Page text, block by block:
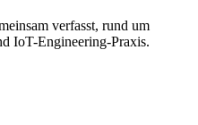
verfasst, rund um
IoT-Engineering-Praxis.